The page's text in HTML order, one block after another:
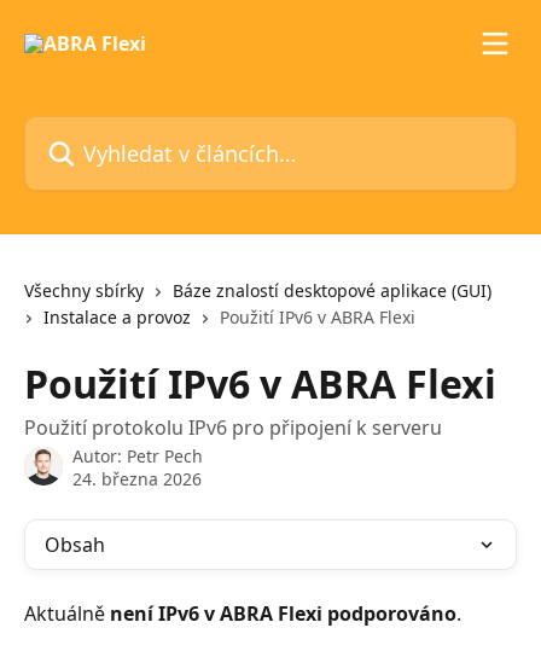
Vyhledat v článcích…
Všechny sbírky
Báze znalostí desktopové aplikace (GUI)
Instalace a provoz
Použití IPv6 v ABRA Flexi
Použití IPv6 v ABRA Flexi
Použití protokolu IPv6 pro připojení k serveru
Autor: Petr Pech
24. března 2026
Obsah
Aktuálně není IPv6 v ABRA Flexi podporováno.